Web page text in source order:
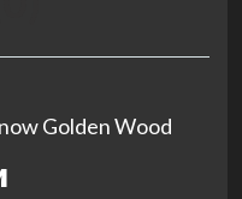
Golden Wood